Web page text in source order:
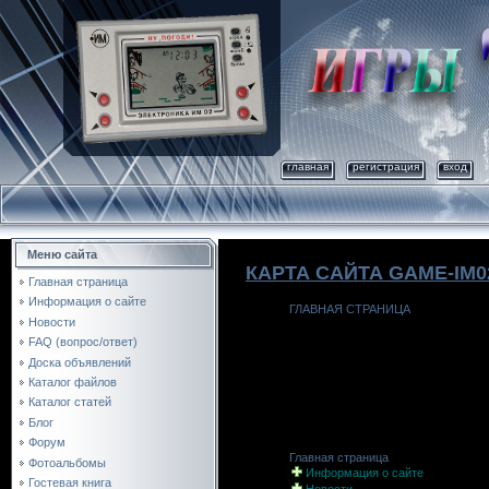
главная регистрация вход
Меню сайта
Главная страница
Информация о сайте
Новости
FAQ (вопрос/ответ)
Доска объявлений
Каталог файлов
Каталог статей
Блог
Форум
Фотоальбомы
Гостевая книга
КАРТА САЙТА GAME-
ГЛАВНАЯ СТРАНИЦА
Главная страница
Информация о сайте